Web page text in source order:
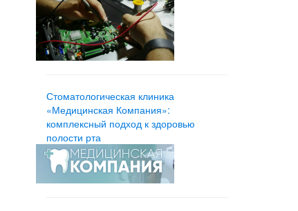
Стоматологическая клиника
«Медицинская Компания»:
комплексный подход к здоровью
полости рта